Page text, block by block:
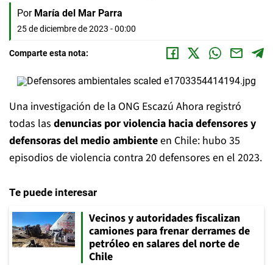
Por María del Mar Parra
25 de diciembre de 2023 - 00:00
Comparte esta nota:
Una investigación de la ONG Escazú Ahora registró
todas las denuncias por violencia hacia defensores y
defensoras del medio ambienteen Chile: hubo 35
episodios de violencia contra 20 defensores en el 2023.
Te puede interesar
Vecinos y autoridades fiscalizan
camiones para frenar derrames de
petróleo en salares del norte de
Chile